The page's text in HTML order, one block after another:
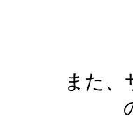
また、